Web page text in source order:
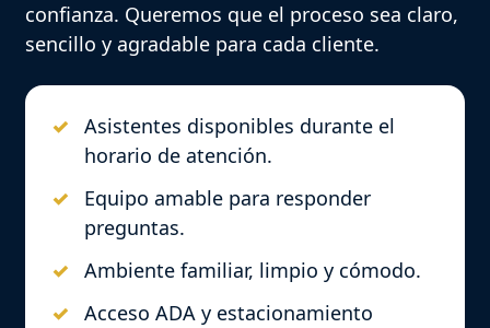
confianza. Queremos que el proceso sea claro,
sencillo y agradable para cada cliente.
Asistentes disponibles durante el
horario de atención.
Equipo amable para responder
preguntas.
Ambiente familiar, limpio y cómodo.
Acceso ADA y estacionamiento